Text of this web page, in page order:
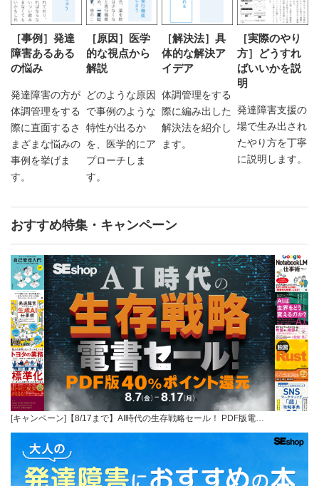
［事例］発達
障害あるある
の悩み
発達障害の方が
体調管理をする
際に直面するさ
まざまな悩みの
事例を挙げま
す。
［原因］医学
的な視点から
解説
どのような原因
で事例のような
特性が出るか
を、医学的にア
プローチしま
す。
［解決法］具
体的な解決ア
イデア
体調管理をする
際に編み出した
解決法を紹介し
ます。
［実際のやり
方］どうすれ
ばいいかを説
明
発達障害支援の
場で生み出され
たやり方を丁寧
に説明します。
おすすめ特集・キャンペーン
[キャンペーン]【8/17まで】AI時代の生存戦略セール！ PDF版電…